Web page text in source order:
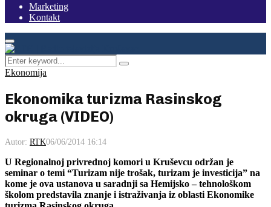
Marketing
Kontakt
Facebook
Instagram
Youtube
Primary
Menu
Search
for:
Pretraga
Ekonomija
Ekonomika turizma Rasinskog
okruga (VIDEO)
Autor: RTK06/06/2014 16:14
U Regionalnoj privrednoj komori u Kruševcu održan je
seminar o temi “Turizam nije trošak, turizam je investicija” na
kome je ova ustanova u saradnji sa Hemijsko – tehnološkom
školom predstavila znanje i istraživanja iz oblasti Ekonomike